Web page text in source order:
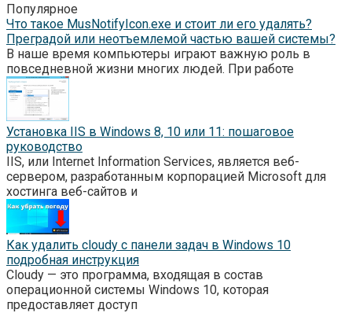
Популярное
Что такое MusNotifyIcon.exe и стоит ли его удалять?
Преградой или неотъемлемой частью вашей системы?
В наше время компьютеры играют важную роль в
повседневной жизни многих людей. При работе
Установка IIS в Windows 8, 10 или 11: пошаговое
руководство
IIS, или Internet Information Services, является веб-
сервером, разработанным корпорацией Microsoft для
хостинга веб-сайтов и
Как удалить cloudy с панели задач в Windows 10
подробная инструкция
Cloudy — это программа, входящая в состав
операционной системы Windows 10, которая
предоставляет доступ